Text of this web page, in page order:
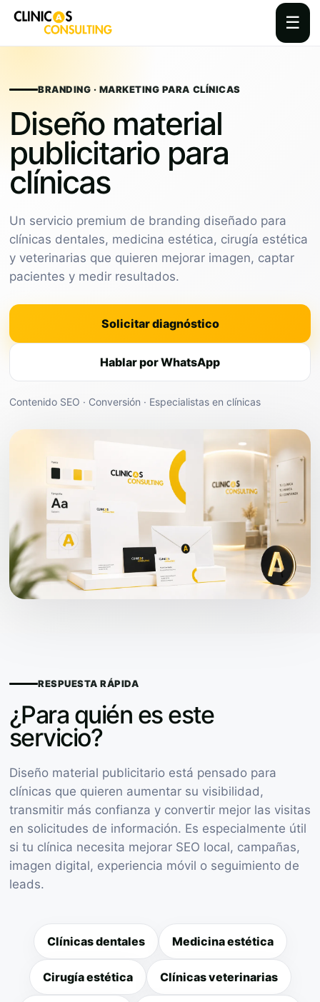
☰
contentBRANDING · MARKETING PARA CLÍNICAS
Diseño material
publicitario para
clínicas
Un servicio premium de branding diseñado para
clínicas dentales, medicina estética, cirugía estética
y veterinarias que quieren mejorar imagen, captar
pacientes y medir resultados.
Solicitar diagnóstico
Hablar por WhatsApp
Contenido SEO · Conversión · Especialistas en clínicas
RESPUESTA RÁPIDA
¿Para quién es este
servicio?
Diseño material publicitario está pensado para
clínicas que quieren aumentar su visibilidad,
transmitir más confianza y convertir mejor las visitas
en solicitudes de información. Es especialmente útil
si tu clínica necesita mejorar SEO local, campañas,
imagen digital, experiencia móvil o seguimiento de
leads.
Clínicas dentales Medicina estética
Cirugía estética Clínicas veterinarias